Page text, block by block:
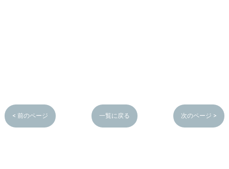
< 前のページ 一覧に戻る 次のページ >